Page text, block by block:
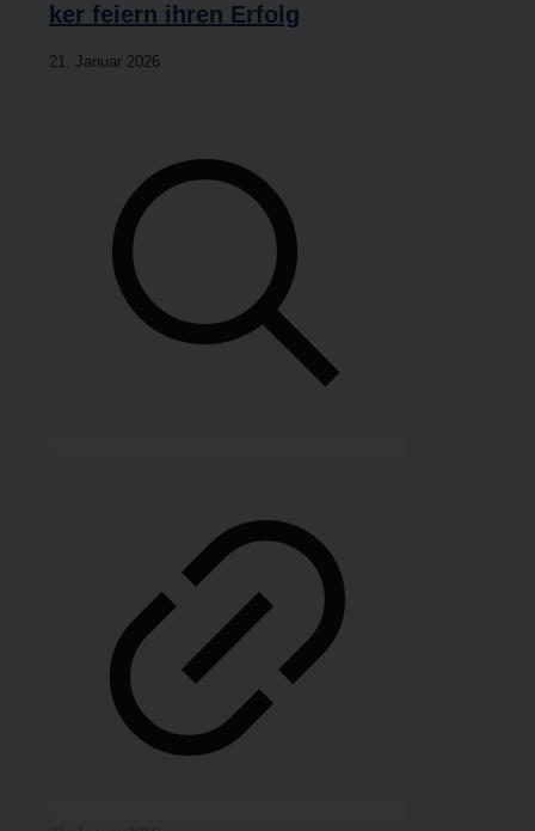
ker fei­ern ihren Erfolg
21. Janu­ar 2026